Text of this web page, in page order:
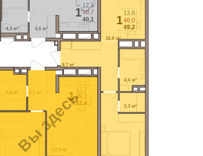
4,4 м² 4,6 м²
1
12,1
36,7
40,1
4,6 м²
16,8 м²
8,7 м²
2,3 м²
1
13,6
46,0
49,2
4,8 м²
17,0 м²
4,7 м² 1
12,7
39,2
42,4
Вы здесь